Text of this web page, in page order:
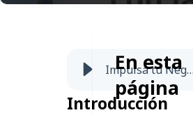
Impulsa tu Negocio al Siguiente Nivel con la Integración Personalizada de Cegid Software y HubSpot
Introducción
En esta
página